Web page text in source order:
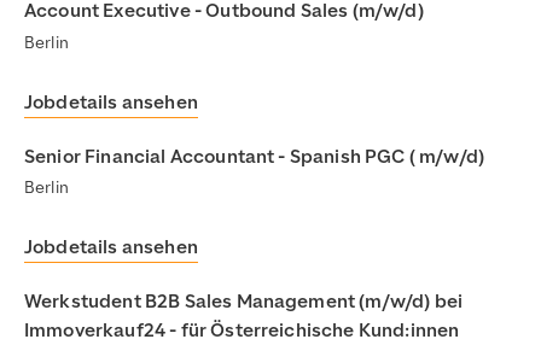
Account Executive - Outbound Sales (m/w/d)
Berlin
Jobdetails ansehen
Senior Financial Accountant - Spanish PGC ( m/w/d)
Berlin
Jobdetails ansehen
Werkstudent B2B Sales Management (m/w/d) bei
Immoverkauf24 - für Österreichische Kund:innen